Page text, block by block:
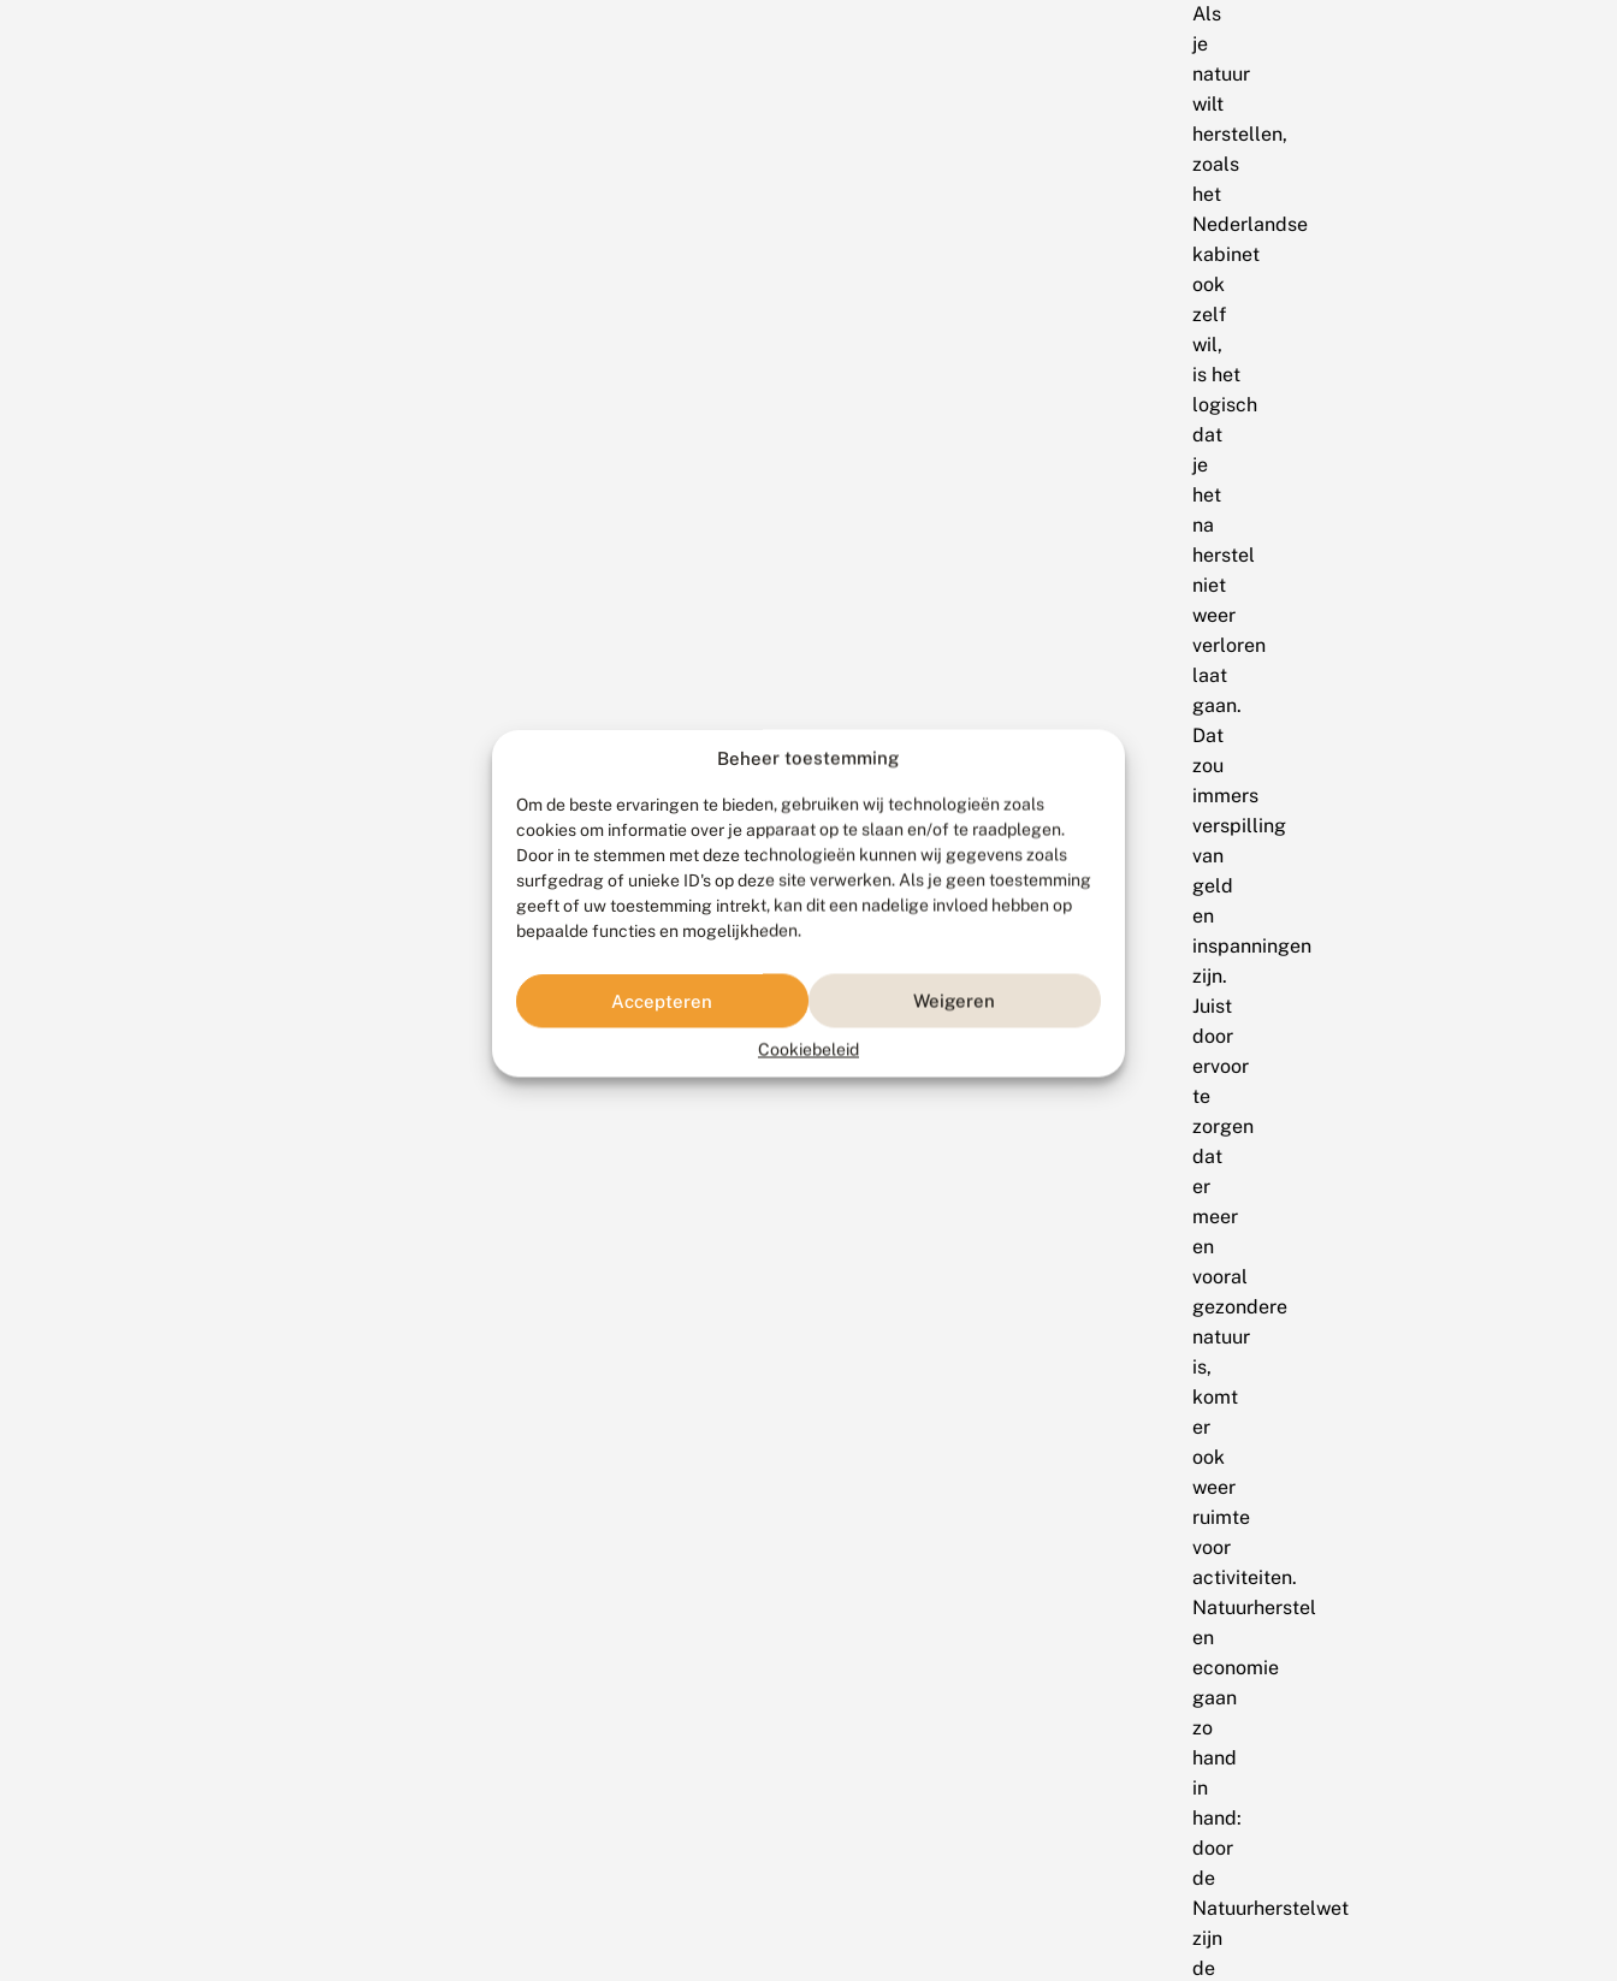
Beheer toestemming
Om de beste ervaringen te bieden, gebruiken wij technologieën zoals
cookies om informatie over je apparaat op te slaan en/of te raadplegen.
Door in te stemmen met deze technologieën kunnen wij gegevens zoals
surfgedrag of unieke ID's op deze site verwerken. Als je geen toestemming
geeft of uw toestemming intrekt, kan dit een nadelige invloed hebben op
bepaalde functies en mogelijkheden.
Accepteren Weigeren
Cookiebeleid
Als
je
natuur
wilt
herstellen,
zoals
het
Nederlandse
kabinet
ook
zelf
wil,
is het
logisch
dat
je
het
na
herstel
niet
weer
verloren
laat
gaan.
Dat
zou
immers
verspilling
van
geld
en
inspanningen
zijn.
Juist
door
ervoor
te
zorgen
dat
er
meer
en
vooral
gezondere
natuur
is,
komt
er
ook
weer
ruimte
voor
activiteiten.
Natuurherstel
en
economie
gaan
zo
hand
in
hand:
door
de
Natuurherstelwet
zijn
de